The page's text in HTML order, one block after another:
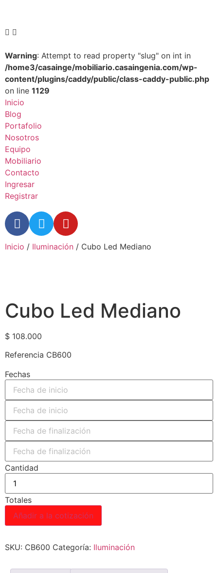
Warning: Attempt to read property "slug" on int in
/home3/casainge/mobiliario.casaingenia.com/wp-
content/plugins/caddy/public/class-caddy-public.php
on line 1129
Inicio
Blog
Portafolio
Nosotros
Equipo
Mobiliario
Contacto
Ingresar
Registrar
Inicio / Iluminación / Cubo Led Mediano
Cubo Led Mediano
$ 108.000
Referencia CB600
Fechas
Cantidad
Totales
Añadir a la cotización
SKU: CB600 Categoría: Iluminación